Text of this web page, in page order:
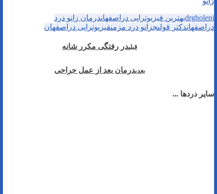
drgholenjبهترین فیزیوتراپی دراصفهاندرمان زانو درد
دراصفهاندکتر قولنجزانو درد مزمنفیزیوتراپی دراصفهان
قبلیدر رفتگی مکرر شانه
بعدیدرمان بعد از عمل جراحی
سایر دردها ...